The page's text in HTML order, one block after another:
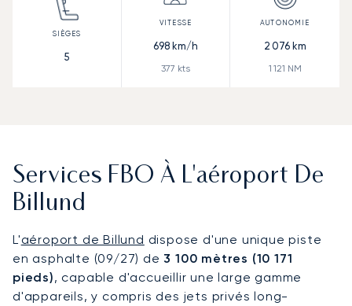
5
698km/h
377 kts
2 076km
1 121 NM
Services FBO À L'aéroport De
Billund
L'aéroport de Billund dispose d'une unique piste
en asphalte (09/27) de 3 100 mètres (10 171
pieds), capable d'accueillir une large gamme
d'appareils, y compris des jets privés long-